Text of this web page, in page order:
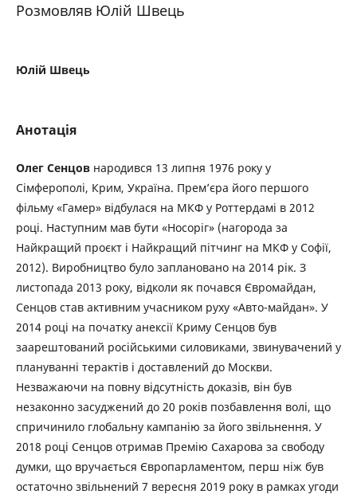
Розмовляв Юлій Швець
Юлій Швець
Анотація
Олег Сенцов народився 13 липня 1976 року у
Сімферополі, Крим, Україна. Прем’єра його першого
фільму «Гамер» відбулася на МКФ у Роттердамі в 2012
році. Наступним мав бути «Носоріг» (нагорода за
Найкращий проєкт і Найкращий пітчинг на МКФ у Софії,
2012). Виробництво було заплановано на 2014 рік. З
листопада 2013 року, відколи як почався Євромайдан,
Сенцов став активним учасником руху «Авто-майдан». У
2014 році на початку анексії Криму Сенцов був
заарештований російськими силовиками, звинувачений у
плануванні терактів і доставлений до Москви.
Незважаючи на повну відсутність доказів, він був
незаконно засуджений до 20 років позбавлення волі, що
спричинило глобальну кампанію за його звільнення. У
2018 році Сенцов отримав Премію Сахарова за свободу
думки, що вручається Європарламентом, перш ніж був
остаточно звільнений 7 вересня 2019 року в рамках угоди